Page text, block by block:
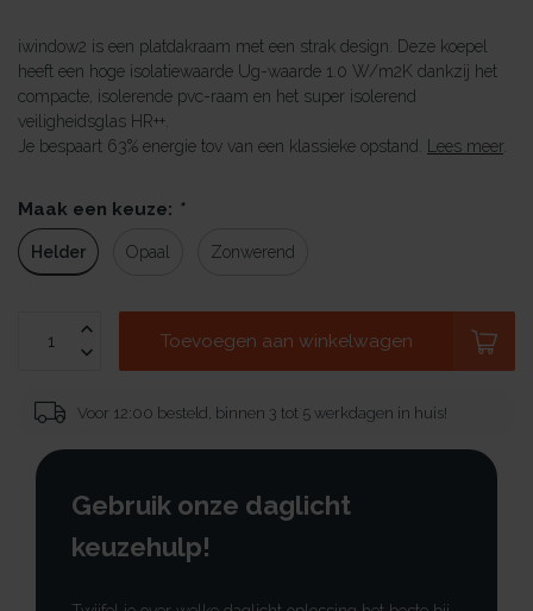
iwindow2 is een platdakraam met een strak design. Deze koepel
heeft een hoge isolatiewaarde Ug-waarde 1.0 W/m2K dankzij het
compacte, isolerende pvc-raam en het super isolerend
veiligheidsglas HR++.
Je bespaart 63% energie tov van een klassieke opstand.
Lees meer.
Maak een keuze: *
Helder Opaal Zonwerend
Toevoegen aan winkelwagen
Voor 12:00 besteld, binnen 3 tot 5 werkdagen in huis!
Gebruik onze daglicht
keuzehulp!